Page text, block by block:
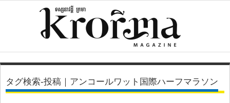
タグ検索-投稿｜アンコールワット国際ハーフマラソン